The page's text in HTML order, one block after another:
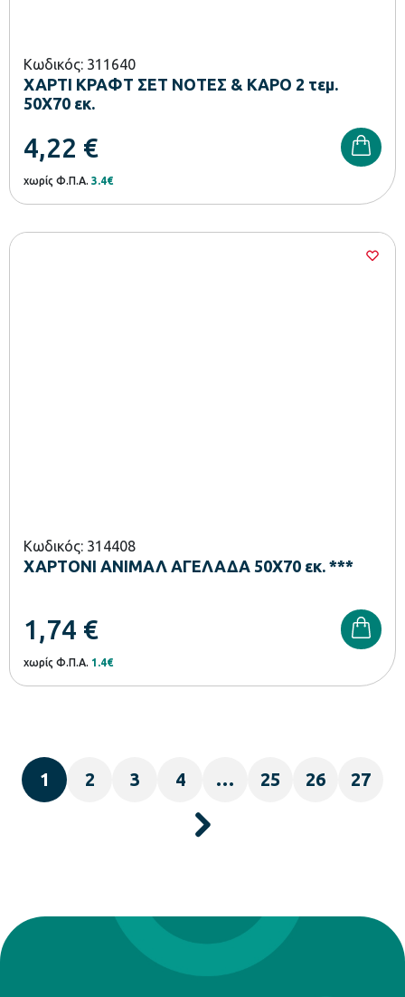
Κωδικός: 311640
ΧΑΡΤΙ ΚΡΑΦΤ ΣΕΤ ΝΟΤΕΣ & ΚΑΡΟ 2 τεμ.
50Χ70 εκ.
4,22 €
χωρίς Φ.Π.Α. 3.4€
Κωδικός: 314408
ΧΑΡΤΟΝΙ ΑΝΙΜΑΛ ΑΓΕΛΑΔΑ 50Χ70 εκ. ***
1,74 €
χωρίς Φ.Π.Α. 1.4€
1 2 3 4 … 25 26 27